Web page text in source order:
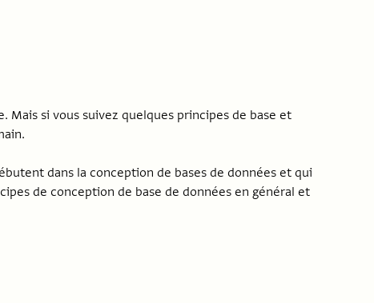
si vous suivez quelques principes de base et
dans la conception de bases de données et qui
de conception de base de données en général et